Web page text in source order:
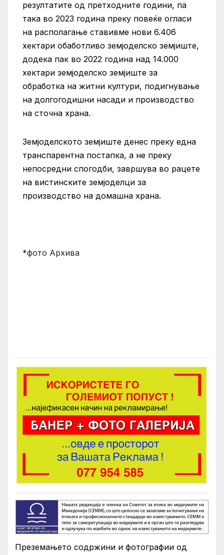
резултатите од претходните години, па
така во 2023 година преку повеќе огласи
на располагање ставивме нови 6.406
хектари обаботливо земјоделско земјиште,
додека пак во 2022 година над 14.000
хектари земјоделско земјиште за
обработка на житни култури, подигнување
на долгогодишни насади и производство
на сточна храна.
Земјоделското земјиште денес преку една
транспарентна постапка, а не преку
непосредни спогодби, завршува во рацете
на вистинските земјоделци за
производство на домашна храна.
*фото Архива
Преземањето содржини и фотографии од